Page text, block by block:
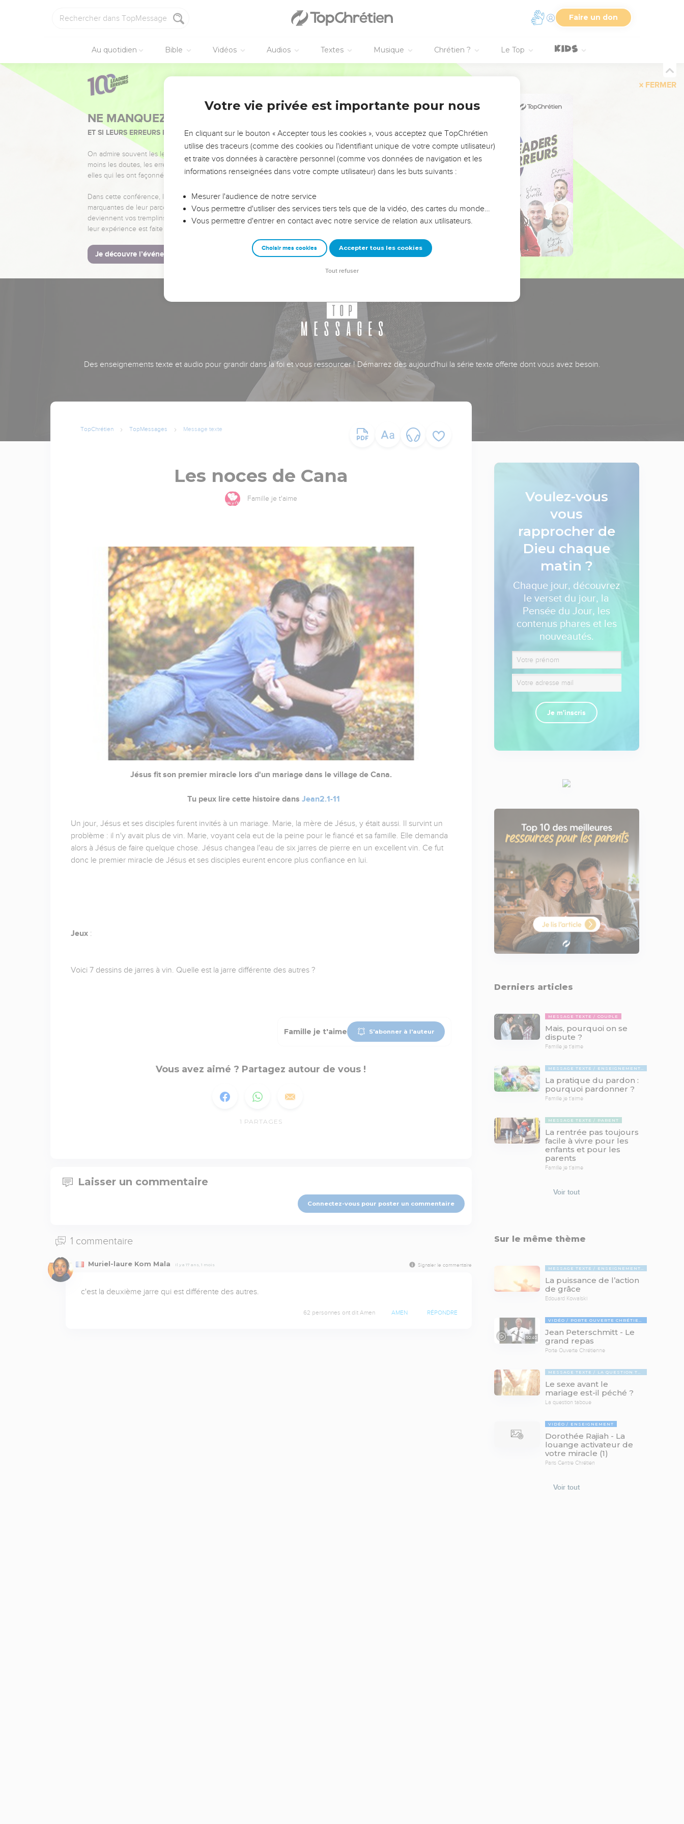
Faire un don
Au quotidien Bible Vidéos Audios Textes Musique Chrétien ? Le Top
FERMER
NE MANQUEZ PAS L’ÉVÉNEMENT DE L’ANNÉE !
ET SI LEURS ERREURS POUVAIENT VOUS ÉVITER LES VOTRES ?
On admire souvent les leaders pour leurs réussites, leur impact, leur foi ou leur vision. Mais on voit
moins les doutes, les erreurs et les saisons difficiles qu'ils ont traversés, alors même que ce sont
elles qui les ont façonnés.
Dans cette conférence, leaders, entrepreneurs, et responsables reviennent sur les erreurs
marquantes de leur parcours et les clés pour avancer avec plus de sagesse afin que leurs erreurs
deviennent vos tremplins. Que vous guidiez un ministère, une équipe, un groupe ou une famille,
leur expérience est faite pour vous.
Je découvre l’événement
Des enseignements texte et audio pour grandir dans la foi et vous ressourcer ! Démarrez dès aujourd'hui la série texte offerte dont vous avez besoin.
TopChrétien TopMessages Message texte
Les noces de Cana
Famille je t'aime
Jésus fit son premier miracle lors d'un mariage dans le village de Cana.
Tu peux lire cette histoire dans Jean2.1-11
Un jour, Jésus et ses disciples furent invités à un mariage. Marie, la mère de Jésus, y était aussi. Il survint un
problème : il n'y avait plus de vin. Marie, voyant cela eut de la peine pour le fiancé et sa famille. Elle demanda
alors à Jésus de faire quelque chose. Jésus changea l'eau de six jarres de pierre en un excellent vin. Ce fut
donc le premier miracle de Jésus et ses disciples eurent encore plus confiance en lui.
Jeux :
Voici 7 dessins de jarres à vin. Quelle est la jarre différente des autres ?
Famille je t'aime S'abonner à l'auteur
Vous avez aimé ? Partagez autour de vous !
1 PARTAGES
Laisser un commentaire
Connectez-vous pour poster un commentaire
1 commentaire
Muriel-laure Kom Mala Il y a 17 ans, 1 mois Signaler le commentaire
c'est la deuxième jarre qui est différente des autres.
62 personnes ont dit Amen AMEN RÉPONDRE
Voulez-vous
vous
rapprocher de
Dieu chaque
matin ?
Chaque jour, découvrez
le verset du jour, la
Pensée du Jour, les
contenus phares et les
nouveautés.
Je m'inscris
Derniers articles
MESSAGE TEXTE COUPLE
Mais, pourquoi on se
dispute ?
Famille je t'aime
MESSAGE TEXTE ENSEIGNEMENTS BIBLIQUES
La pratique du pardon :
pourquoi pardonner ?
Famille je t'aime
MESSAGE TEXTE PARENT
La rentrée pas toujours
facile à vivre pour les
enfants et pour les
parents
Famille je t'aime
Voir tout
Sur le même thème
MESSAGE TEXTE ENSEIGNEMENTS BIBLIQUES
La puissance de l’action
de grâce
Edouard Kowalski
50:40
VIDÉO PORTE OUVERTE CHRÉTIENNE
Jean Peterschmitt - Le
grand repas
Porte Ouverte Chrétienne
MESSAGE TEXTE LA QUESTION TABOUE
Le sexe avant le
mariage est-il péché ?
La question taboue
VIDÉO ENSEIGNEMENT
Dorothée Rajiah - La
louange activateur de
votre miracle (1)
Paris Centre Chrétien
Voir tout
Votre vie privée est importante pour nous
En cliquant sur le bouton « Accepter tous les cookies », vous acceptez que TopChrétien
utilise des traceurs (comme des cookies ou l'identifiant unique de votre compte utilisateur)
et traite vos données à caractère personnel (comme vos données de navigation et les
informations renseignées dans votre compte utilisateur) dans les buts suivants :
Mesurer l'audience de notre service
Vous permettre d'utiliser des services tiers tels que de la vidéo, des cartes du monde…
Vous permettre d'entrer en contact avec notre service de relation aux utilisateurs.
Choisir mes cookies Accepter tous les cookies
Tout refuser